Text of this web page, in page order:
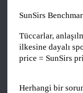
SunSirs
Tüccarlar,
ilkesine dayalı
price = SunSirs
Herhangi bir